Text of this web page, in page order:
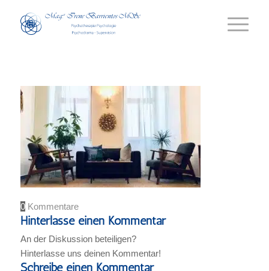
0 Kommentare
Hinterlasse einen Kommentar
An der Diskussion beteiligen?
Hinterlasse uns deinen Kommentar!
Schreibe einen Kommentar